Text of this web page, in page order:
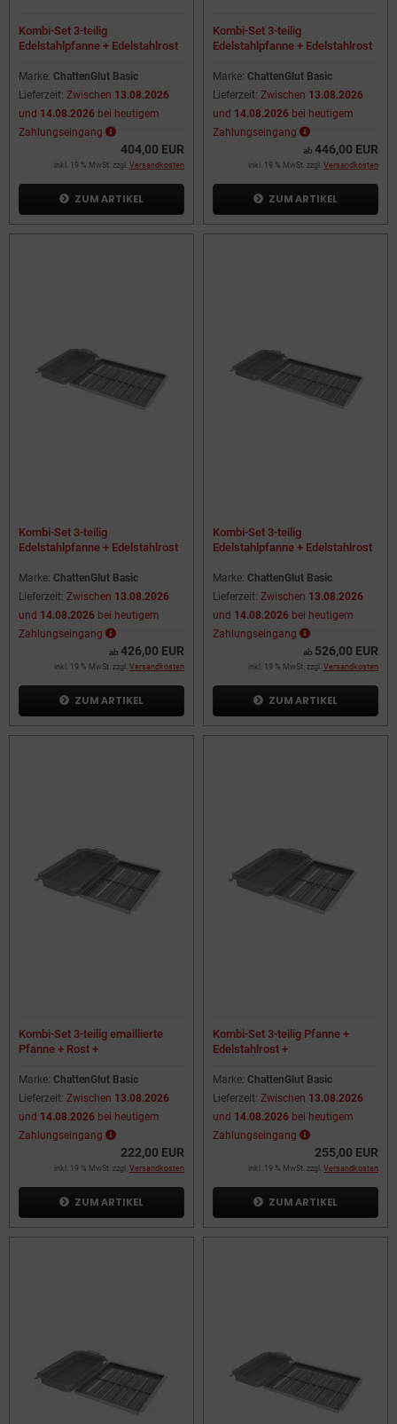
Kombi-Set 3-teilig
Edelstahlpfanne + Edelstahlrost
Gastrobräter 3-flammig
Marke: ChattenGlut Basic
Lieferzeit: Zwischen 13.08.2026
und 14.08.2026 bei heutigem
Zahlungseingang
404,00 EUR
inkl. 19 % MwSt. zzgl. Versandkosten
ZUM ARTIKEL
Kombi-Set 3-teilig
Edelstahlpfanne + Edelstahlrost
Gastrobräter 4-flammig
Marke: ChattenGlut Basic
Lieferzeit: Zwischen 13.08.2026
und 14.08.2026 bei heutigem
Zahlungseingang
ab 446,00 EUR
inkl. 19 % MwSt. zzgl. Versandkosten
ZUM ARTIKEL
Kombi-Set 3-teilig
Edelstahlpfanne + Edelstahlrost
Gastrobräter 5-flammig
Marke: ChattenGlut Basic
Lieferzeit: Zwischen 13.08.2026
und 14.08.2026 bei heutigem
Zahlungseingang
ab 426,00 EUR
inkl. 19 % MwSt. zzgl. Versandkosten
ZUM ARTIKEL
Kombi-Set 3-teilig
Edelstahlpfanne + Edelstahlrost
Gastrobräter 6-flammig
Marke: ChattenGlut Basic
Lieferzeit: Zwischen 13.08.2026
und 14.08.2026 bei heutigem
Zahlungseingang
ab 526,00 EUR
inkl. 19 % MwSt. zzgl. Versandkosten
ZUM ARTIKEL
Kombi-Set 3-teilig emaillierte
Pfanne + Rost +
Gastrobräter 3-flammig
Marke: ChattenGlut Basic
Lieferzeit: Zwischen 13.08.2026
und 14.08.2026 bei heutigem
Zahlungseingang
222,00 EUR
inkl. 19 % MwSt. zzgl. Versandkosten
ZUM ARTIKEL
Kombi-Set 3-teilig Pfanne +
Edelstahlrost +
Gastrobräter 3-flammig
Marke: ChattenGlut Basic
Lieferzeit: Zwischen 13.08.2026
und 14.08.2026 bei heutigem
Zahlungseingang
255,00 EUR
inkl. 19 % MwSt. zzgl. Versandkosten
ZUM ARTIKEL